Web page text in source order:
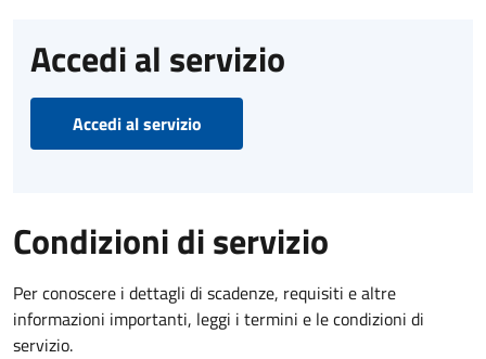
Accedi al servizio
Accedi al servizio
Condizioni di servizio
Per conoscere i dettagli di scadenze, requisiti e altre
informazioni importanti, leggi i termini e le condizioni di
servizio.